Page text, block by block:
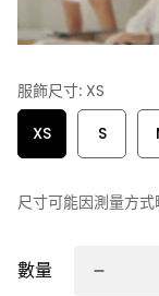
服飾尺寸: XS
XS
S
尺寸可能因測量方
數量